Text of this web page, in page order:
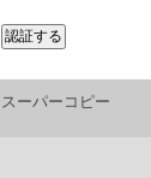
スーパーコピー